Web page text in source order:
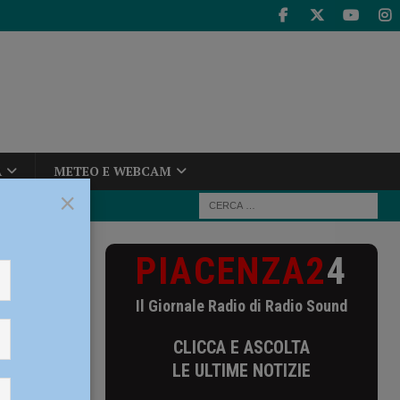
METEO E WEBCAM
20
PIACENZA24
Il Giornale Radio di Radio Sound
CLICCA E ASCOLTA
LE ULTIME NOTIZIE
×